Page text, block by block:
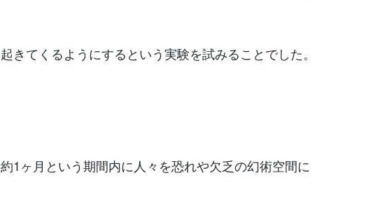
起きてくるようにするという実験を試みることでした。
約1ヶ月という期間内に人々を恐れや欠乏の幻術空間に